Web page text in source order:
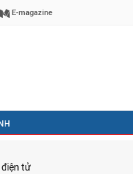
E-magazine
điện tử